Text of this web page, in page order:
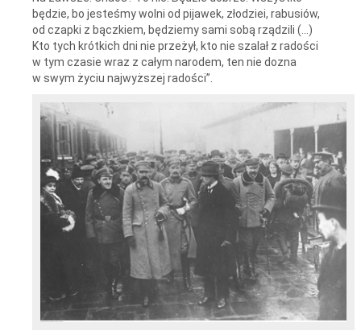
będzie, bo jesteśmy wolni od pijawek, złodziei, rabusiów,
od czapki z bączkiem, będziemy sami sobą rządzili (...)
Kto tych krótkich dni nie przeżył, kto nie szalał z radości
w tym czasie wraz z całym narodem, ten nie dozna
w swym życiu najwyższej radości”.